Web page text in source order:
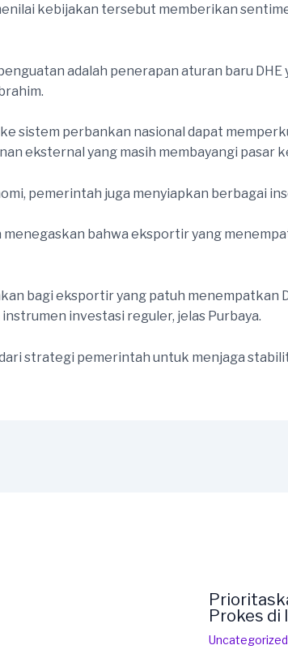
kebijakan tersebut memberikan
adalah penerapan aturan baru
sistem perbankan nasional dapat
eksternal yang masih membayangi pasar
pemerintah juga menyiapkan berbagai
menegaskan bahwa eksportir yang
bagi eksportir yang patuh menempatkan
investasi reguler, jelas Purbaya.
strategi pemerintah untuk menjaga
Prokes di
Uncategorized